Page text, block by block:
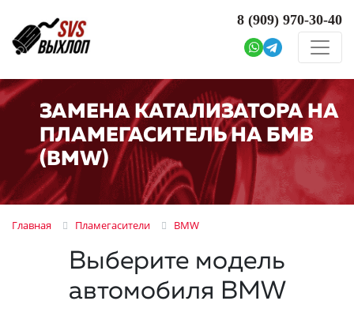
8 (909) 970-30-40
ЗАМЕНА КАТАЛИЗАТОРА НА
ПЛАМЕГАСИТЕЛЬ НА БМВ
(BMW)
Главная Пламегасители BMW
Выберите модель
автомобиля BMW